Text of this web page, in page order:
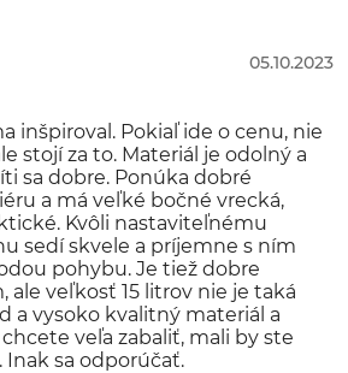
05.10.2023
inšpiroval. Pokiaľ ide o cenu, nie
stojí za to. Materiál je odolný a
sa dobre. Ponúka dobré
a má veľké bočné vrecká,
Kvôli nastaviteľnému
sedí skvele a príjemne s ním
pohybu. Je tiež dobre
ale veľkosť 15 litrov nie je taká
a vysoko kvalitný materiál a
veľa zabaliť, mali by ste
Inak sa odporúčať.